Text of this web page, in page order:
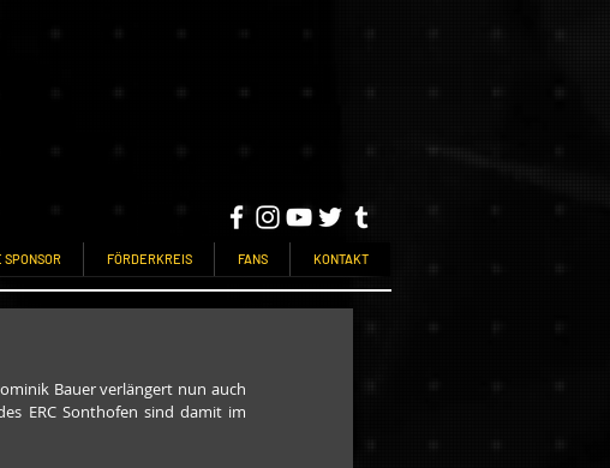
FÖRDERKREIS FANS KONTAKT
Bauer verlängert nun auch
ERC Sonthofen sind damit im